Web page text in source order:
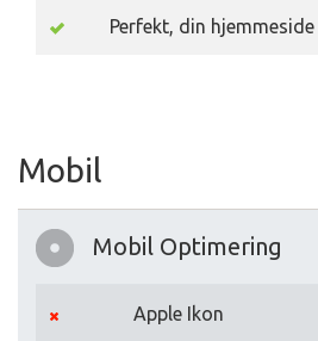
Perfekt, din
Mobil
Mobil Optimering
Apple Ikon